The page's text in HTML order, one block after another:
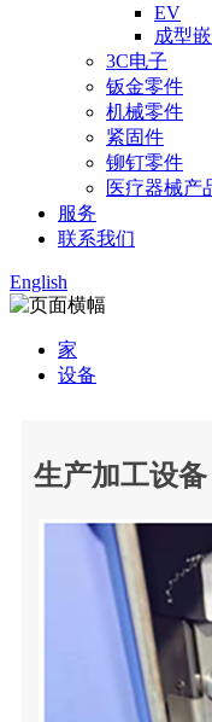
EV
成型
3C电子
钣金零件
机械零件
紧固件
铆钉零件
医疗器械产
服务
联系我们
English
家
设备
生产加工设